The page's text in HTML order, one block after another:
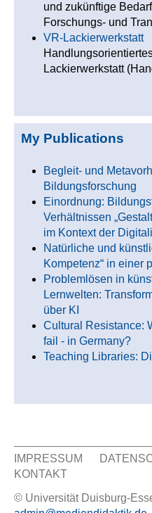
und zukünftige
Forschungs- und
VR-Lackierwerkstatt
Lackierwerkstatt
My Publications
Begleit- und
Bildungsforschung
Einordnung:
Verhältnissen
im Kontext der
Natürliche und
Kompetenz“ in einer
Problemlösen in
Lernwelten:
über KI
Cultural Resistance:
fail - in Germany?
Teaching Libraries:
Sekundär Menü
IMPRESSUM
KONTAKT
© Universität Duisburg-